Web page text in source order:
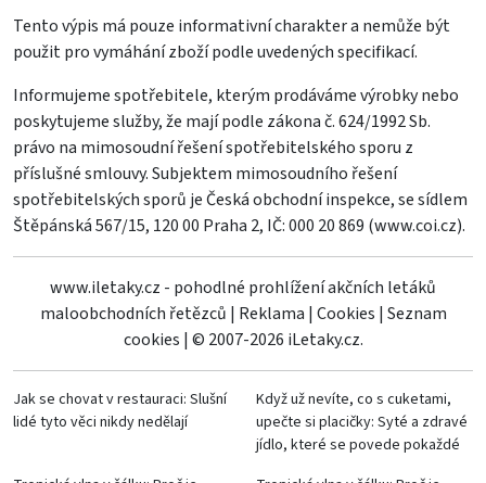
Tento výpis má pouze informativní charakter a nemůže být
použit pro vymáhání zboží podle uvedených specifikací.
Informujeme spotřebitele, kterým prodáváme výrobky nebo
poskytujeme služby, že mají podle zákona č. 624/1992 Sb.
právo na mimosoudní řešení spotřebitelského sporu z
příslušné smlouvy. Subjektem mimosoudního řešení
spotřebitelských sporů je Česká obchodní inspekce, se sídlem
Štěpánská 567/15, 120 00 Praha 2, IČ: 000 20 869 (www.coi.cz).
www.iletaky.cz - pohodlné prohlížení akčních letáků
maloobchodních řetězců | Reklama | Cookies | Seznam
cookies | © 2007-2026 iLetaky.cz.
Jak se chovat v restauraci: Slušní
lidé tyto věci nikdy nedělají
Když už nevíte, co s cuketami,
upečte si placičky: Syté a zdravé
jídlo, které se povede pokaždé